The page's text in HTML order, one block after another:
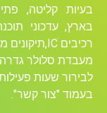
בעיות קליטה,
בארץ, עדכוני
רכיבים ICׁ,תיקונים מורכבים ועוד….
מעבדת סלולר
לבירור שעות
בעמוד "צור קשר".